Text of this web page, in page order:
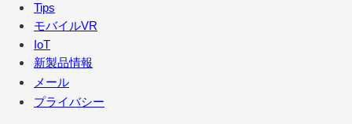
Tips
モバイルVR
IoT
新製品情報
メール
プライバシー